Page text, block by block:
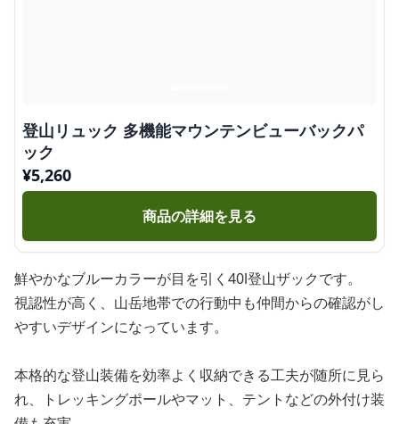
登山リュック 多機能マウンテンビューバックパ
ック
¥5,260
商品の詳細を見る
鮮やかなブルーカラーが目を引く40l登山ザックです。
視認性が高く、山岳地帯での行動中も仲間からの確認がし
やすいデザインになっています。
本格的な登山装備を効率よく収納できる工夫が随所に見ら
れ、トレッキングポールやマット、テントなどの外付け装